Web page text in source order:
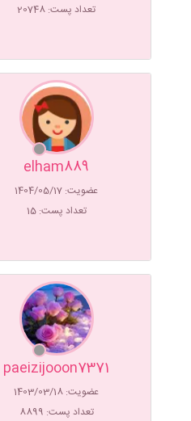
تعداد پست: 20748
elham889
عضویت: 1404/05/17
تعداد پست: 15
paeizijooon7371
عضویت: 1403/03/18
تعداد پست: 8899